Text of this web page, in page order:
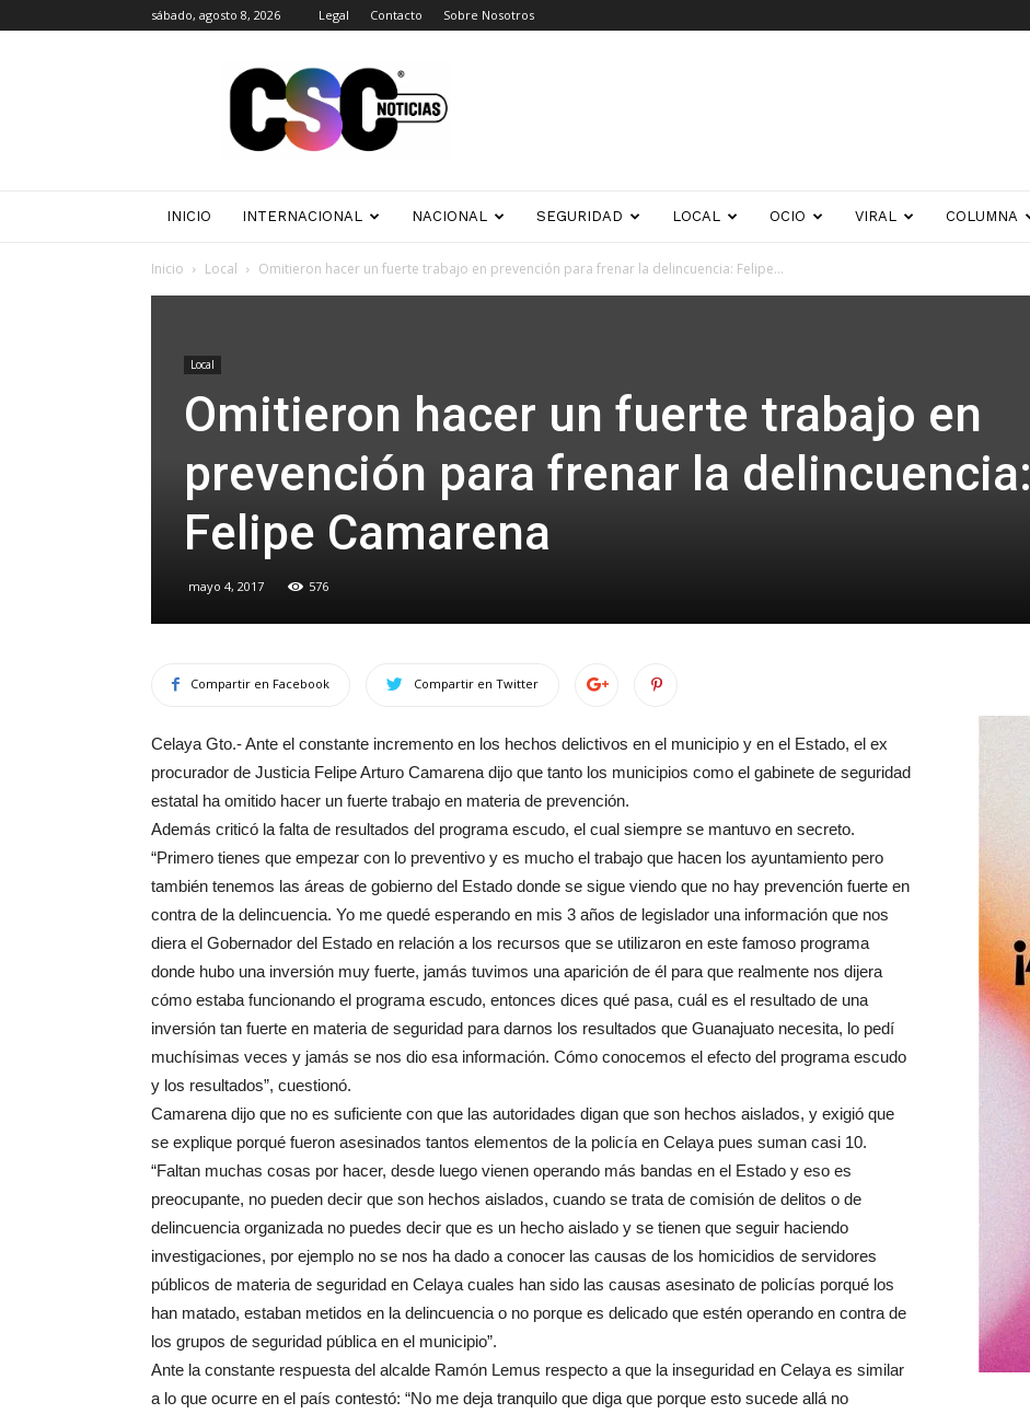
sábado, agosto 8, 2026 Legal Contacto Sobre Nosotros
Noticias
INICIO INTERNACIONAL NACIONAL SEGURIDAD LOCAL OCIO VIRAL COLUMNA
Inicio Local Omitieron hacer un fuerte trabajo en prevención para frenar la delincuencia: Felipe...
Local
Omitieron hacer un fuerte trabajo en
prevención para frenar la delincuencia:
Felipe Camarena
mayo 4, 2017 576
Compartir en Facebook Compartir en Twitter
Celaya Gto.- Ante el constante incremento en los hechos delictivos en el municipio y en el Estado, el ex
procurador de Justicia Felipe Arturo Camarena dijo que tanto los municipios como el gabinete de seguridad
estatal ha omitido hacer un fuerte trabajo en materia de prevención.
Además criticó la falta de resultados del programa escudo, el cual siempre se mantuvo en secreto.
“Primero tienes que empezar con lo preventivo y es mucho el trabajo que hacen los ayuntamiento pero
también tenemos las áreas de gobierno del Estado donde se sigue viendo que no hay prevención fuerte en
contra de la delincuencia. Yo me quedé esperando en mis 3 años de legislador una información que nos
diera el Gobernador del Estado en relación a los recursos que se utilizaron en este famoso programa
donde hubo una inversión muy fuerte, jamás tuvimos una aparición de él para que realmente nos dijera
cómo estaba funcionando el programa escudo, entonces dices qué pasa, cuál es el resultado de una
inversión tan fuerte en materia de seguridad para darnos los resultados que Guanajuato necesita, lo pedí
muchísimas veces y jamás se nos dio esa información. Cómo conocemos el efecto del programa escudo
y los resultados”, cuestionó.
Camarena dijo que no es suficiente con que las autoridades digan que son hechos aislados, y exigió que
se explique porqué fueron asesinados tantos elementos de la policía en Celaya pues suman casi 10.
“Faltan muchas cosas por hacer, desde luego vienen operando más bandas en el Estado y eso es
preocupante, no pueden decir que son hechos aislados, cuando se trata de comisión de delitos o de
delincuencia organizada no puedes decir que es un hecho aislado y se tienen que seguir haciendo
investigaciones, por ejemplo no se nos ha dado a conocer las causas de los homicidios de servidores
públicos de materia de seguridad en Celaya cuales han sido las causas asesinato de policías porqué los
han matado, estaban metidos en la delincuencia o no porque es delicado que estén operando en contra de
los grupos de seguridad pública en el municipio”.
Ante la constante respuesta del alcalde Ramón Lemus respecto a que la inseguridad en Celaya es similar
a lo que ocurre en el país contestó: “No me deja tranquilo que diga que porque esto sucede allá no